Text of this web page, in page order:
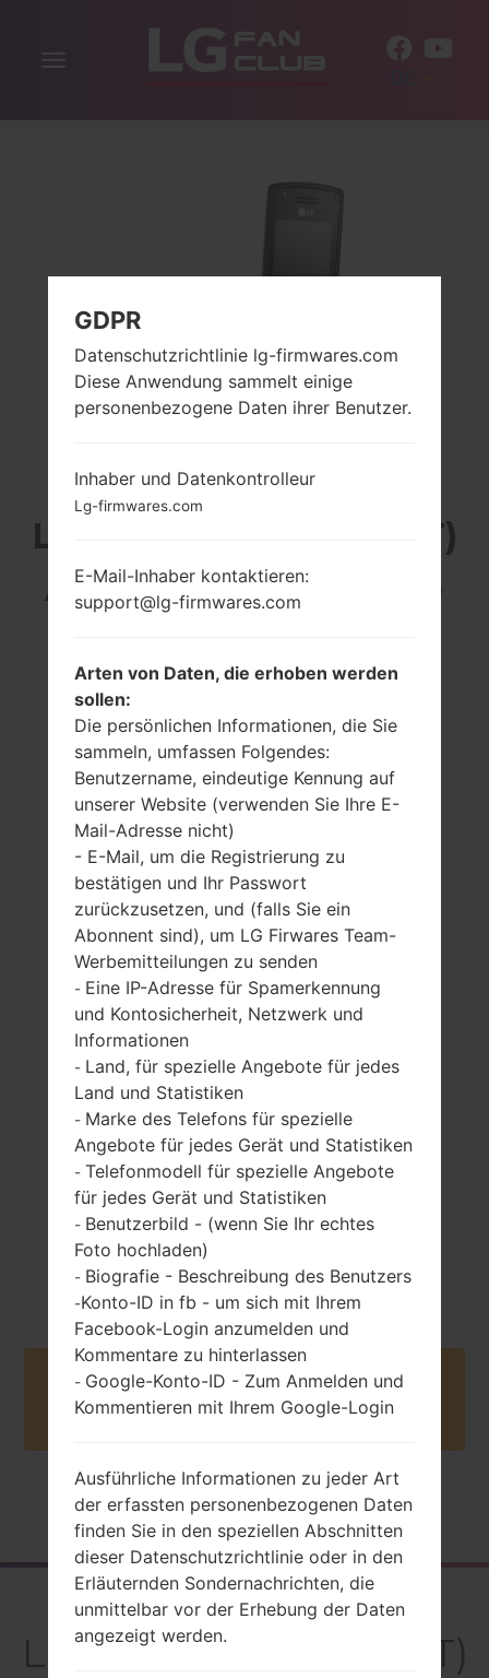
Navigation
LG HB620T (LGHB620T)
AUS DER LG OTHERS-
2.0 in (~25.5%
Bildschirm zu
Körper Verhältnis)
320 x 240 Pixel
(~200 Dichte der
Pixel pro Zoll)
110 gramm (3.88
unzen)
entfernbar Li-Ion
-
128MB
Unknown
Buy accessories on Amazon
Startseite →Serie →LG Others →LGHB620T
Rückblick
LGHB620T(LGHB620T)
GDPR
Datenschutzrichtlinie lg-firmwares.com
Diese Anwendung sammelt einige
personenbezogene Daten ihrer Benutzer.
Inhaber und Datenkontrolleur
Lg-firmwares.com
E-Mail-Inhaber kontaktieren:
support@lg-firmwares.com
Arten von Daten, die erhoben werden
sollen:
Die persönlichen Informationen, die Sie
sammeln, umfassen Folgendes:
Benutzername, eindeutige Kennung auf
unserer Website (verwenden Sie Ihre E-
Mail-Adresse nicht)
- E-Mail, um die Registrierung zu
bestätigen und Ihr Passwort
zurückzusetzen, und (falls Sie ein
Abonnent sind), um LG Firwares Team-
Werbemitteilungen zu senden
- Eine IP-Adresse für Spamerkennung
und Kontosicherheit, Netzwerk und
Informationen
- Land, für spezielle Angebote für jedes
Land und Statistiken
- Marke des Telefons für spezielle
Angebote für jedes Gerät und Statistiken
- Telefonmodell für spezielle Angebote
für jedes Gerät und Statistiken
- Benutzerbild - (wenn Sie Ihr echtes
Foto hochladen)
- Biografie - Beschreibung des Benutzers
-Konto-ID in fb - um sich mit Ihrem
Facebook-Login anzumelden und
Kommentare zu hinterlassen
- Google-Konto-ID - Zum Anmelden und
Kommentieren mit Ihrem Google-Login
Ausführliche Informationen zu jeder Art
der erfassten personenbezogenen Daten
finden Sie in den speziellen Abschnitten
dieser Datenschutzrichtlinie oder in den
Erläuternden Sondernachrichten, die
unmittelbar vor der Erhebung der Daten
angezeigt werden.